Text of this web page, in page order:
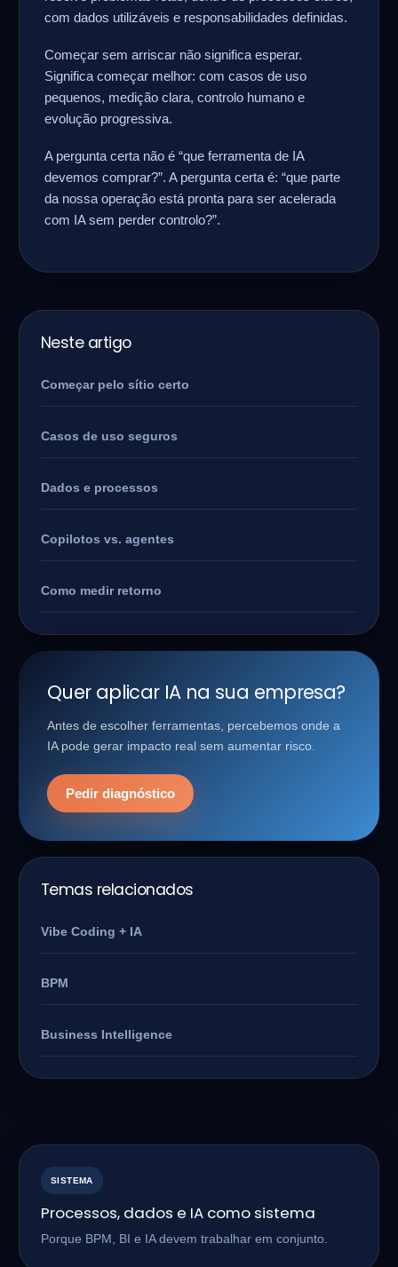
com dados utilizáveis e responsabilidades definidas.
Começar sem arriscar não significa esperar.
Significa começar melhor: com casos de uso
pequenos, medição clara, controlo humano e
evolução progressiva.
A pergunta certa não é “que ferramenta de IA
devemos comprar?”. A pergunta certa é: “que parte
da nossa operação está pronta para ser acelerada
com IA sem perder controlo?”.
Neste artigo
Começar pelo sítio certo
Casos de uso seguros
Dados e processos
Copilotos vs. agentes
Como medir retorno
Quer aplicar IA na sua empresa?
Antes de escolher ferramentas, percebemos onde a
IA pode gerar impacto real sem aumentar risco.
Pedir diagnóstico
Temas relacionados
Vibe Coding + IA
BPM
Business Intelligence
SISTEMA
Processos, dados e IA como sistema
Porque BPM, BI e IA devem trabalhar em conjunto.